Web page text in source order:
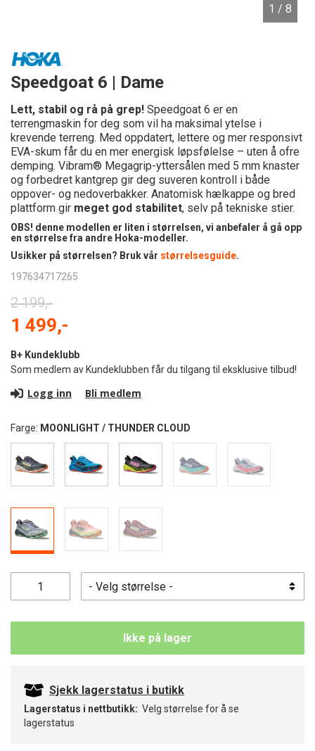
1 / 8
Speedgoat 6 | Dame
Lett, stabil og rå på grep! Speedgoat 6 er en
terrengmaskin for deg som vil ha maksimal ytelse i
krevende terreng. Med oppdatert, lettere og mer responsivt
EVA-skum får du en mer energisk løpsfølelse – uten å ofre
demping. Vibram® Megagrip-yttersålen med 5 mm knaster
og forbedret kantgrep gir deg suveren kontroll i både
oppover- og nedoverbakker. Anatomisk hælkappe og bred
plattform gir meget god stabilitet, selv på tekniske stier.
OBS! denne modellen er liten i størrelsen, vi anbefaler å gå opp
en størrelse fra andre Hoka-modeller.
Usikker på størrelsen? Bruk vår størrelsesguide.
197634717265
2 199,-
1 499,-
B+ Kundeklubb
Som medlem av Kundeklubben får du tilgang til eksklusive tilbud!
Logg inn Bli medlem
Farge: MOONLIGHT / THUNDER CLOUD
Ikke på lager
Sjekk lagerstatus i butikk
Lagerstatus i nettbutikk: Velg størrelse for å se
lagerstatus